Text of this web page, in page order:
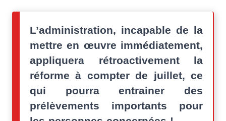
L’administration, incapable de la
mettre en œuvre immédiatement,
appliquera rétroactivement la
réforme à compter de juillet, ce
qui pourra entrainer des
prélèvements importants pour